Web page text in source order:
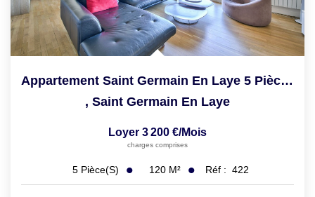
Appartement Saint Germain En Laye 5 Pièce(s) 119.94 M2
, Saint Germain En Laye
Loyer 3 200 €/mois
charges comprises
5 Pièce(s) 120 M² Réf : 422